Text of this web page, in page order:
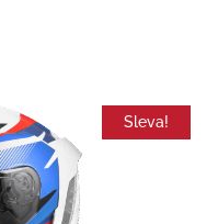
Sleva!